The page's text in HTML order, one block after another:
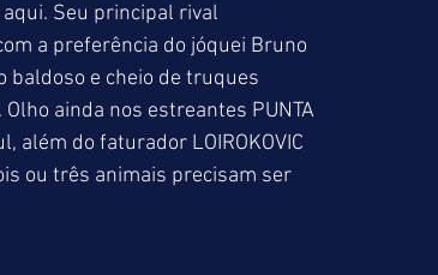
aqui. Seu principal rival
a preferência do jóquei Bruno
baldoso e cheio de truques
ainda nos estreantes PUNTA
além do faturador LOIROKOVIC
ou três animais precisam ser